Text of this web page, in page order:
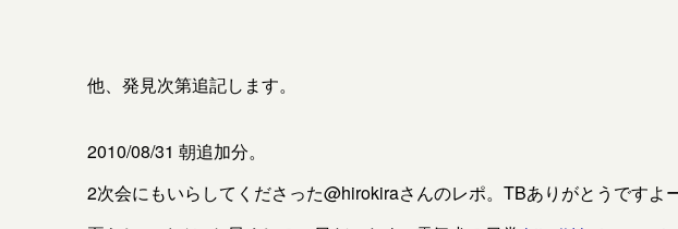
他、発見次第追記します。
2010/08/31 朝追加分。
2次会にもいらしてくださった@hirokiraさんのレポ。TBありがとうですよ